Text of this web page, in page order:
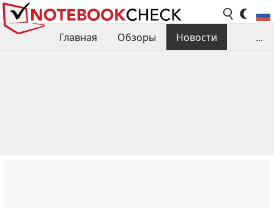
Главная Обзоры
Новости
...